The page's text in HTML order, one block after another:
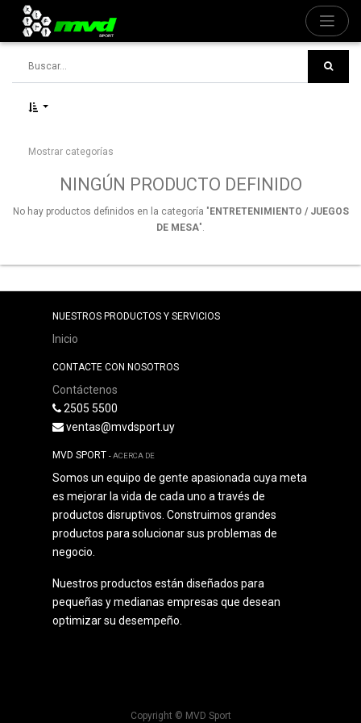
Mostrar categorías
NINGÚN PRODUCTO DEFINIDO
No hay productos definidos en la categoría " ENTRETENIMIENTO / JUEGOS
DE MESA".
NUESTROS PRODUCTOS Y SERVICIOS
Inicio
CONTACTE CON NOSOTROS
Contáctenos
2505 5500
ventas@mvdsport.uy
MVD SPORT -ACERCA DE
Somos un equipo de gente apasionada cuya meta
es mejorar la vida de cada uno a través de
productos disruptivos. Construimos grandes
productos para solucionar sus problemas de
negocio.
Nuestros productos están diseñados para
pequeñas y medianas empresas que desean
optimizar su desempeño.
Copyright © MVD Sport